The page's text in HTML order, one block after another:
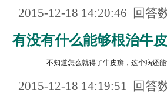
2015-12-18 14:20:46 回答
有没有什么能够根治牛
不知道怎么就得了牛皮癣，这个病还能
2015-12-18 14:19:51 回答